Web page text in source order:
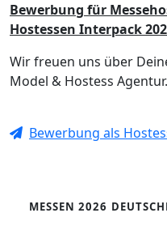
Bewerbung für
Hostessen Interpack
Wir freuen uns über
Model & Hostess Agentur.
Bewerbung als
MESSEN 2026